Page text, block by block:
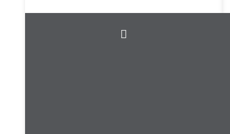
fylla på med ny kunskap och skapa värdefulla